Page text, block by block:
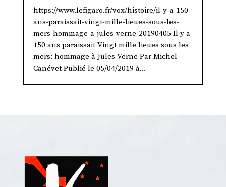
https://www.lefigaro.fr/vox/histoire/il-y-a-150-
ans-paraissait-vingt-mille-lieues-sous-les-
mers-hommage-a-jules-verne-20190405 Il y a
150 ans paraissait Vingt mille lieues sous les
mers: hommage à Jules Verne Par Michel
Canévet Publié le 05/04/2019 à...